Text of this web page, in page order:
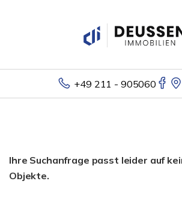
+49 211 - 905060
Ihre Suchanfrage passt leider auf
Objekte.